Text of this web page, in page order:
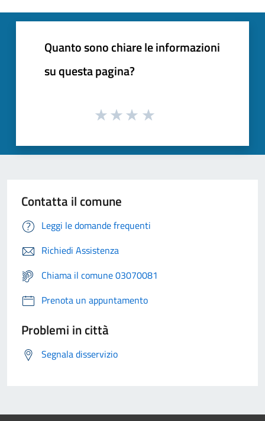
Quanto sono chiare le informazioni
su questa pagina?
Contatta il comune
Leggi le domande frequenti
Richiedi Assistenza
Chiama il comune 03070081
Prenota un appuntamento
Problemi in città
Segnala disservizio